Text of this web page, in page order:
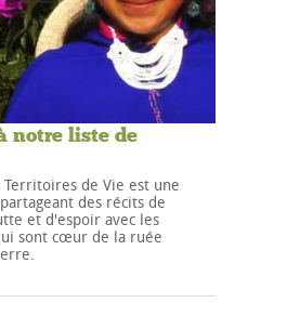
notre liste de
de Vie est une
des récits de
et d'espoir avec les
sont cœur de la ruée